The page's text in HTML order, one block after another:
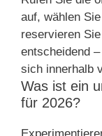
auf, wählen
reservieren
entscheidend
sich innerhalb
Was ist ein
für 2026?